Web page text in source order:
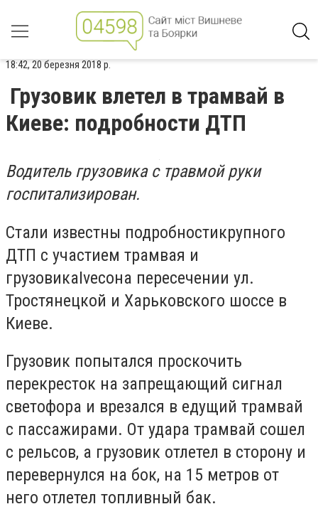
18:42, 20 березня 2018 р.
Грузовик влетел в трамвай в
Киеве: подробности ДТП
Водитель грузовика с травмой руки
госпитализирован.
Стали известны подробностикрупного
ДТП с участием трамвая и
грузовикаIvecoна пересечении ул.
Тростянецкой и Харьковского шоссе в
Киеве.
Грузовик попытался проскочить
перекресток на запрещающий сигнал
светофора и врезался в едущий трамвай
с пассажирами. От удара трамвай сошел
с рельсов, а грузовик отлетел в сторону и
перевернулся на бок, на 15 метров от
него отлетел топливный бак.